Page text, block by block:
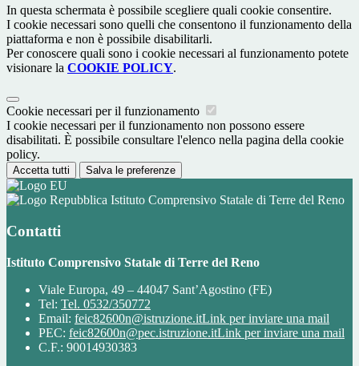
In questa schermata è possibile scegliere quali cookie consentire.
I cookie necessari sono quelli che consentono il funzionamento della
piattaforma e non è possibile disabilitarli.
Per conoscere quali sono i cookie necessari al funzionamento potete
visionare la COOKIE POLICY.
Cookie necessari per il funzionamento
I cookie necessari per il funzionamento non possono essere
disabilitati. È possibile consultare l'elenco nella pagina della cookie
policy.
Accetta tutti Salva le preferenze
Istituto Comprensivo Statale di Terre del Reno
Contatti
Istituto Comprensivo Statale di Terre del Reno
Viale Europa, 49 – 44047 Sant’Agostino (FE)
Tel: Tel. 0532/350772
Email: feic82600n@istruzione.itLink per inviare una mail
PEC: feic82600n@pec.istruzione.itLink per inviare una mail
C.F.: 90014930383